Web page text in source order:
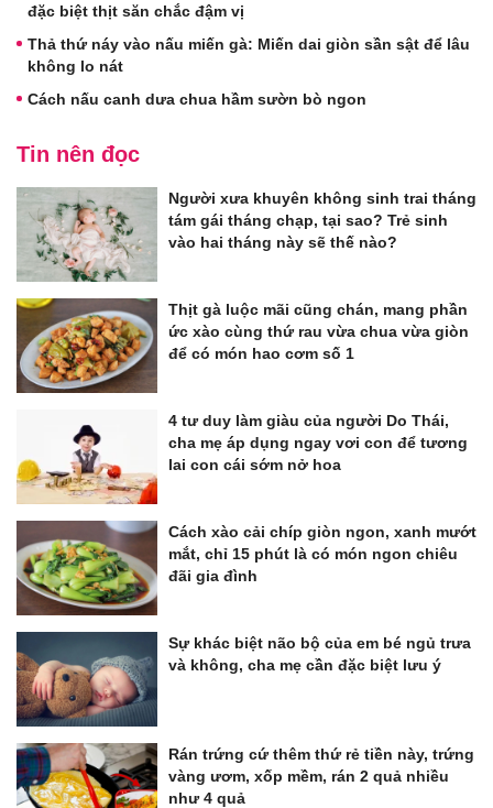
đặc biệt thịt săn chắc đậm vị
Thả thứ náy vào nấu miến gà: Miến dai giòn sần sật để lâu
không lo nát
Cách nấu canh dưa chua hầm sườn bò ngon
Tin nên đọc
Người xưa khuyên không sinh trai tháng
tám gái tháng chạp, tại sao? Trẻ sinh
vào hai tháng này sẽ thế nào?
Thịt gà luộc mãi cũng chán, mang phần
ức xào cùng thứ rau vừa chua vừa giòn
để có món hao cơm số 1
4 tư duy làm giàu của người Do Thái,
cha mẹ áp dụng ngay vơi con để tương
lai con cái sớm nở hoa
Cách xào cải chíp giòn ngon, xanh mướt
mắt, chỉ 15 phút là có món ngon chiêu
đãi gia đình
Sự khác biệt não bộ của em bé ngủ trưa
và không, cha mẹ cần đặc biệt lưu ý
Rán trứng cứ thêm thứ rẻ tiền này, trứng
vàng ươm, xốp mềm, rán 2 quả nhiều
như 4 quả